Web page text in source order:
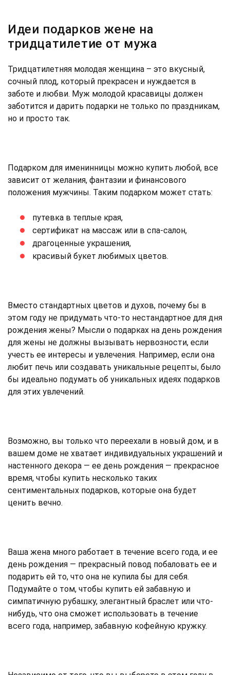
Идеи подарков жене на
тридцатилетие от мужа
Тридцатилетняя молодая женщина – это вкусный,
сочный плод, который прекрасен и нуждается в
заботе и любви. Муж молодой красавицы должен
заботится и дарить подарки не только по праздникам,
но и просто так.
Подарком для именинницы можно купить любой, все
зависит от желания, фантазии и финансового
положения мужчины. Таким подарком может стать:
путевка в теплые края,
сертификат на массаж или в спа-салон,
драгоценные украшения,
красивый букет любимых цветов.
Вместо стандартных цветов и духов, почему бы в
этом году не придумать что-то нестандартное для дня
рождения жены? Мысли о подарках на день рождения
для жены не должны вызывать нервозности, если
учесть ее интересы и увлечения. Например, если она
любит печь или создавать уникальные рецепты, было
бы идеально подумать об уникальных идеях подарков
для этих увлечений.
Возможно, вы только что переехали в новый дом, и в
вашем доме не хватает индивидуальных украшений и
настенного декора — ее день рождения — прекрасное
время, чтобы купить несколько таких
сентиментальных подарков, которые она будет
ценить вечно.
Ваша жена много работает в течение всего года, и ее
день рождения — прекрасный повод побаловать ее и
подарить ей то, что она не купила бы для себя.
Подумайте о том, чтобы купить ей забавную и
симпатичную рубашку, элегантный браслет или что-
нибудь, что она сможет использовать в течение
всего года, например, забавную кофейную кружку.